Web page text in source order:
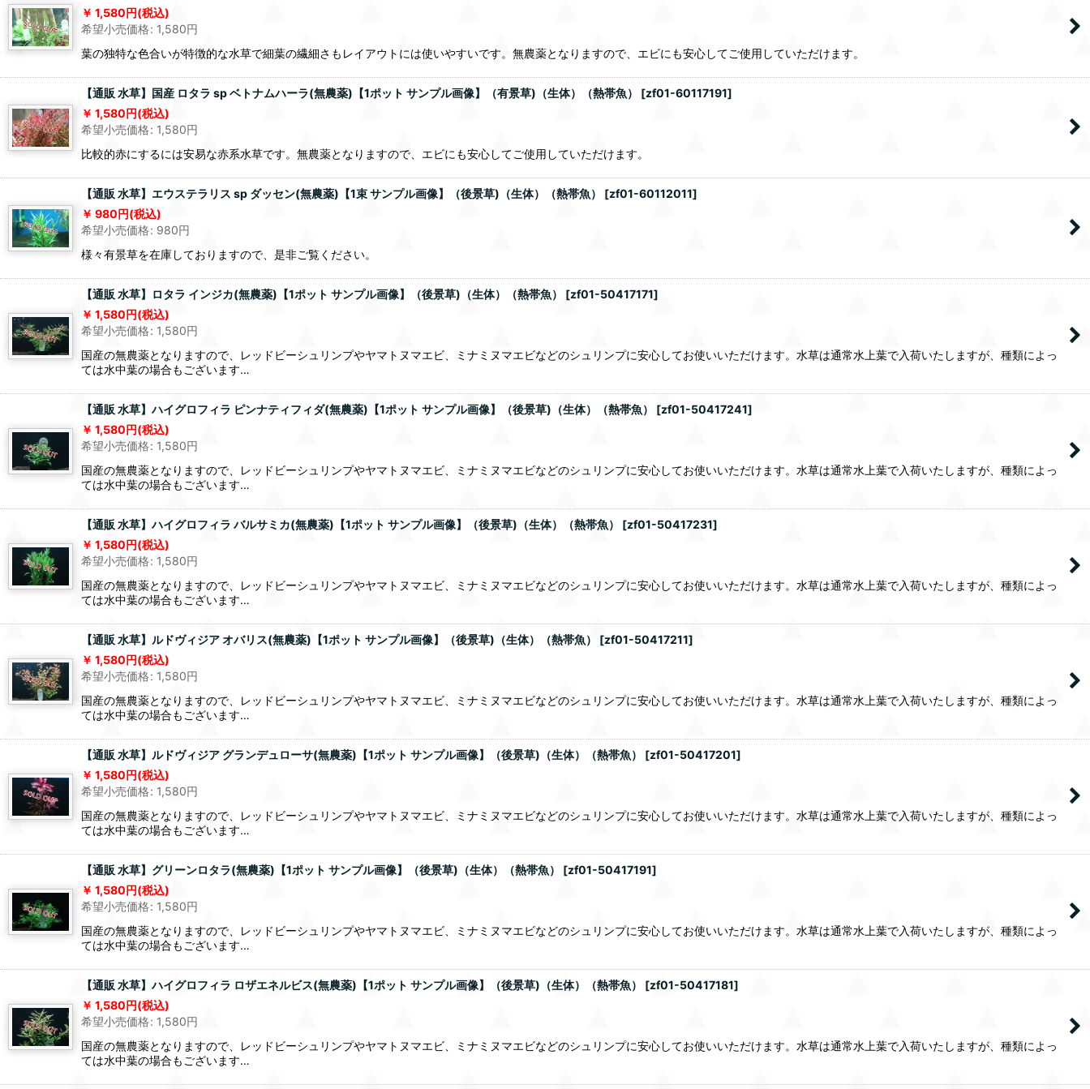
1,580円(税込)
希望小売価格: 1,580円
葉の独特な色合いが特徴的な水草で細葉の繊細さもレイアウトには使いやすいです。無農薬となりますので、エビにも安心してご使用していただけます。
【通販 水草】国産 ロタラ sp ベトナムハーラ(無農薬)【1ポット サンプル画像】（有景草)（生体）（熱帯魚） [zf01-60117191]
1,580円(税込)
希望小売価格: 1,580円
比較的赤にするには安易な赤系水草です。無農薬となりますので、エビにも安心してご使用していただけます。
【通販 水草】エウステラリス sp ダッセン(無農薬)【1束 サンプル画像】（後景草)（生体）（熱帯魚） [zf01-60112011]
980円(税込)
希望小売価格: 980円
様々有景草を在庫しておりますので、是非ご覧ください。
【通販 水草】ロタラ インジカ(無農薬)【1ポット サンプル画像】（後景草)（生体）（熱帯魚） [zf01-50417171]
1,580円(税込)
希望小売価格: 1,580円
国産の無農薬となりますので、レッドビーシュリンプやヤマトヌマエビ、ミナミヌマエビなどのシュリンプに安心してお使いいただけます。水草は通常水上葉で入荷いたしますが、種類によっ
ては水中葉の場合もございます…
【通販 水草】ハイグロフィラ ピンナティフィダ(無農薬)【1ポット サンプル画像】（後景草)（生体）（熱帯魚） [zf01-50417241]
1,580円(税込)
希望小売価格: 1,580円
国産の無農薬となりますので、レッドビーシュリンプやヤマトヌマエビ、ミナミヌマエビなどのシュリンプに安心してお使いいただけます。水草は通常水上葉で入荷いたしますが、種類によっ
ては水中葉の場合もございます…
【通販 水草】ハイグロフィラ バルサミカ(無農薬)【1ポット サンプル画像】（後景草)（生体）（熱帯魚） [zf01-50417231]
1,580円(税込)
希望小売価格: 1,580円
国産の無農薬となりますので、レッドビーシュリンプやヤマトヌマエビ、ミナミヌマエビなどのシュリンプに安心してお使いいただけます。水草は通常水上葉で入荷いたしますが、種類によっ
ては水中葉の場合もございます…
【通販 水草】ルドヴィジア オバリス(無農薬)【1ポット サンプル画像】（後景草)（生体）（熱帯魚） [zf01-50417211]
1,580円(税込)
希望小売価格: 1,580円
国産の無農薬となりますので、レッドビーシュリンプやヤマトヌマエビ、ミナミヌマエビなどのシュリンプに安心してお使いいただけます。水草は通常水上葉で入荷いたしますが、種類によっ
ては水中葉の場合もございます…
【通販 水草】ルドヴィジア グランデュローサ(無農薬)【1ポット サンプル画像】（後景草)（生体）（熱帯魚） [zf01-50417201]
1,580円(税込)
希望小売価格: 1,580円
国産の無農薬となりますので、レッドビーシュリンプやヤマトヌマエビ、ミナミヌマエビなどのシュリンプに安心してお使いいただけます。水草は通常水上葉で入荷いたしますが、種類によっ
ては水中葉の場合もございます…
【通販 水草】グリーンロタラ(無農薬)【1ポット サンプル画像】（後景草)（生体）（熱帯魚） [zf01-50417191]
1,580円(税込)
希望小売価格: 1,580円
国産の無農薬となりますので、レッドビーシュリンプやヤマトヌマエビ、ミナミヌマエビなどのシュリンプに安心してお使いいただけます。水草は通常水上葉で入荷いたしますが、種類によっ
ては水中葉の場合もございます…
【通販 水草】ハイグロフィラ ロザエネルビス(無農薬)【1ポット サンプル画像】（後景草)（生体）（熱帯魚） [zf01-50417181]
1,580円(税込)
希望小売価格: 1,580円
国産の無農薬となりますので、レッドビーシュリンプやヤマトヌマエビ、ミナミヌマエビなどのシュリンプに安心してお使いいただけます。水草は通常水上葉で入荷いたしますが、種類によっ
ては水中葉の場合もございます…